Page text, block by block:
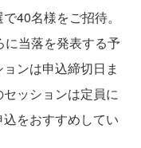
40名様をご招待。
当落を発表する予
ンは申込締切日ま
ッションは定員に
をおすすめしてい